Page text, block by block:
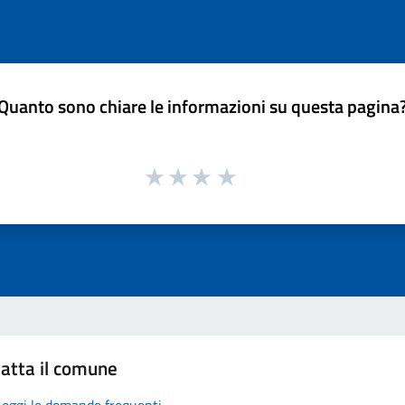
sono chiare le informazioni su questa
il comune